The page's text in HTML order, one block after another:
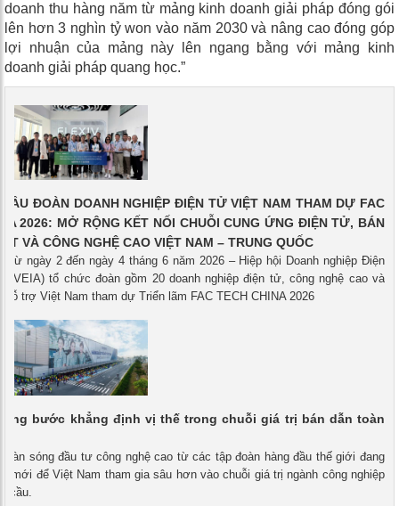
doanh thu hàng năm từ mảng kinh doanh giải pháp đóng gói
lên hơn 3 nghìn tỷ won vào năm 2030 và nâng cao đóng góp
lợi nhuận của mảng này lên ngang bằng với mảng kinh
doanh giải pháp quang học.”
ĐẦU ĐOÀN DOANH NGHIỆP ĐIỆN TỬ VIỆT NAM THAM DỰ FAC
2026: MỞ RỘNG KẾT NỐI CHUỖI CUNG ỨNG ĐIỆN TỬ, BÁN
VÀ CÔNG NGHỆ CAO VIỆT NAM – TRUNG QUỐC
Từ ngày 2 đến ngày 4 tháng 6 năm 2026 – Hiệp hội Doanh nghiệp Điện
(VEIA) tổ chức đoàn gồm 20 doanh nghiệp điện tử, công nghệ cao và
hỗ trợ Việt Nam tham dự Triển lãm FAC TECH CHINA 2026
bước khẳng định vị thế trong chuỗi giá trị bán dẫn toàn
Làn sóng đầu tư công nghệ cao từ các tập đoàn hàng đầu thế giới đang
mới để Việt Nam tham gia sâu hơn vào chuỗi giá trị ngành công nghiệp
cầu.